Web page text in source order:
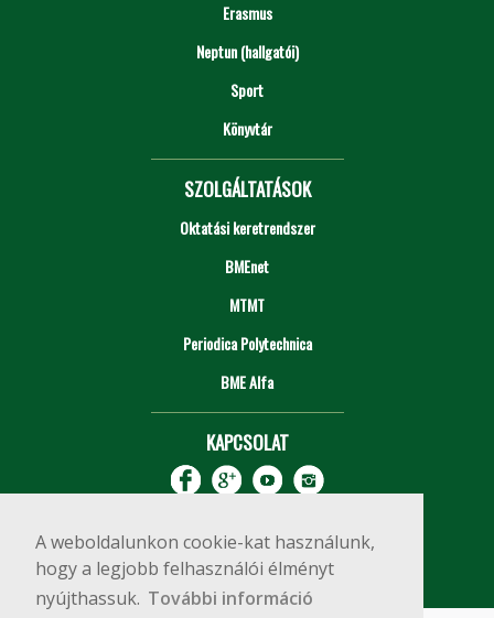
A weboldalunkon cookie-kat használunk,
hogy a legjobb felhasználói élményt
nyújthassuk. További információ
Erasmus
Neptun (hallgatói)
Sport
Könyvtár
SZOLGÁLTATÁSOK
Oktatási keretrendszer
BMEnet
MTMT
Periodica Polytechnica
BME Alfa
KAPCSOLAT